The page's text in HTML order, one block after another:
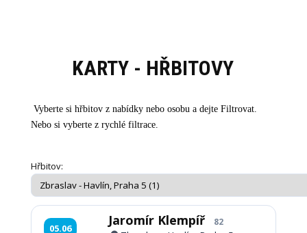
KARTY - HŘBITOVY
Vyberte si hřbitov z nabídky nebo osobu a dejte Filtrovat.
Nebo si vyberte z rychlé filtrace.
Hřbitov:
05.06 Jaromír Klempíř 82